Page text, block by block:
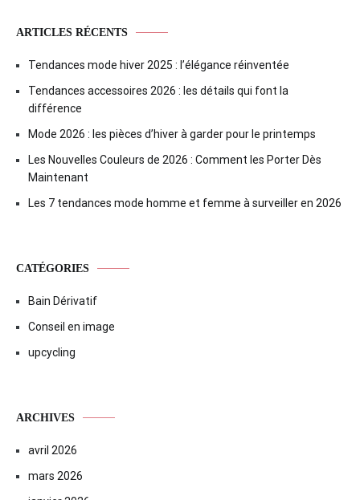
ARTICLES RÉCENTS
Tendances mode hiver 2025 : l’élégance réinventée
Tendances accessoires 2026 : les détails qui font la
différence
Mode 2026 : les pièces d’hiver à garder pour le printemps
Les Nouvelles Couleurs de 2026 : Comment les Porter Dès
Maintenant
Les 7 tendances mode homme et femme à surveiller en 2026
CATÉGORIES
Bain Dérivatif
Conseil en image
upcycling
ARCHIVES
avril 2026
mars 2026